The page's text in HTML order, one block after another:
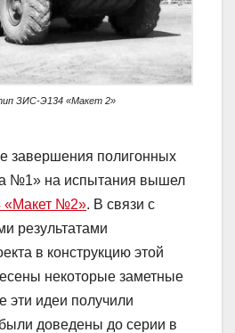
ЗИС-Э134 «Макет 2»
завершения полигонных
№1» на испытания вышел
№2». В связи с
результатами
в конструкцию этой
некоторые заметные
эти идеи получили
доведены до серии в